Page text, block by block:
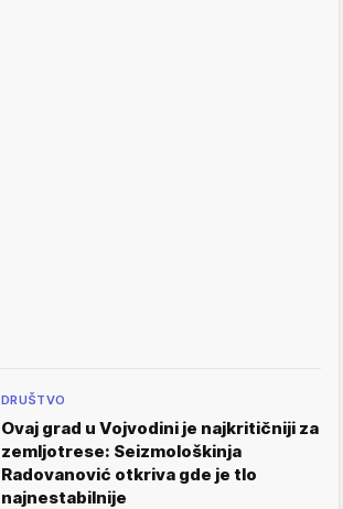
DRUŠTVO
Ovaj grad u Vojvodini je najkritičniji za
zemljotrese: Seizmološkinja
Radovanović otkriva gde je tlo
najnestabilnije